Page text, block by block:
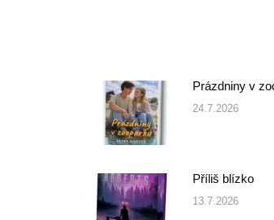
Prázdniny v
24.7.2026
Příliš blízko
13.7.2026